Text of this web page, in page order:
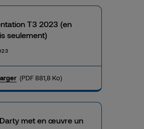
T3 2023 (en
seulement)
(PDF 881,8 Ko)
met en œuvre un